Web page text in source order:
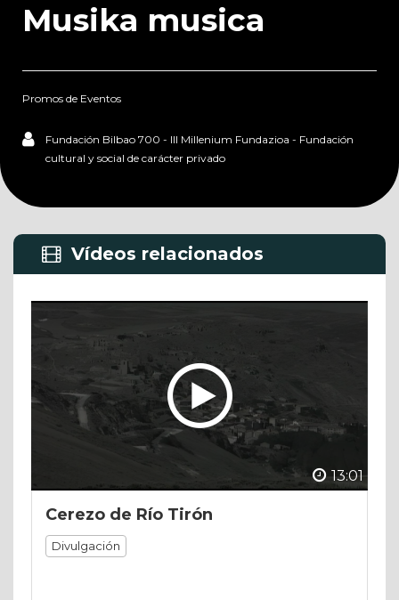
Musika musica
Promos de Eventos
Fundación Bilbao 700 - III Millenium Fundazioa - Fundación
cultural y social de carácter privado
Vídeos relacionados
13:01
Cerezo de Río Tirón
Divulgación